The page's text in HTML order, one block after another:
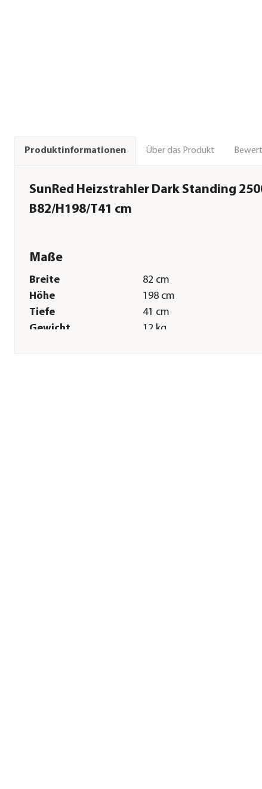
Produktinformationen Über das Produkt
SunRed Heizstrahler Dark Standing
B82/H198/T41 cm
Maße
Breite
82 cm
Höhe
198 cm
Tiefe
41 cm
Gewicht
12 kg